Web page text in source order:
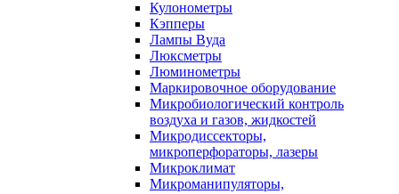
Кулонометры
Кэпперы
Лампы Вуда
Люксметры
Люминометры
Маркировочное оборудование
Микробиологический контроль
воздуха и газов, жидкостей
Микродиссекторы,
микроперфораторы, лазеры
Микроклимат
Микроманипуляторы,